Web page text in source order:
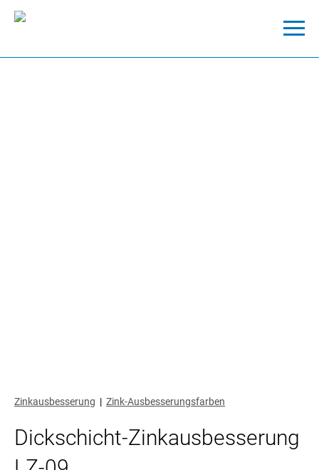
Zinkausbesserung | Zink-Ausbesserungsfarben
Dickschicht-Zinkausbesserung